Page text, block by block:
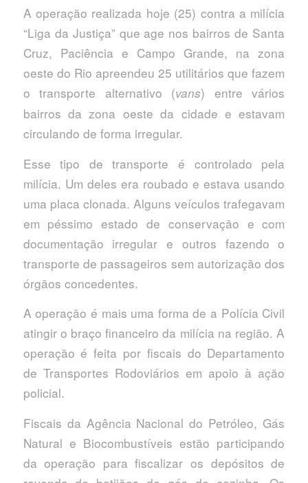
A operação realizada hoje (25) contra a milícia
“Liga da Justiça” que age nos bairros de Santa
Cruz, Paciência e Campo Grande, na zona
oeste do Rio apreendeu 25 utilitários que fazem
o transporte alternativo (vans) entre vários
bairros da zona oeste da cidade e estavam
circulando de forma irregular.
Esse tipo de transporte é controlado pela
milícia. Um deles era roubado e estava usando
uma placa clonada. Alguns veículos trafegavam
em péssimo estado de conservação e com
documentação irregular e outros fazendo o
transporte de passageiros sem autorização dos
órgãos concedentes.
A operação é mais uma forma de a Polícia Civil
atingir o braço financeiro da milícia na região. A
operação é feita por fiscais do Departamento
de Transportes Rodoviários em apoio à ação
policial.
Fiscais da Agência Nacional do Petróleo, Gás
Natural e Biocombustíveis estão participando
da operação para fiscalizar os depósitos de